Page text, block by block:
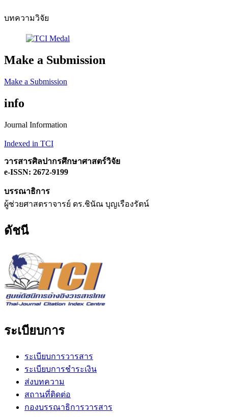
บทความวิจัย
Make a Submission
Make a Submission
info
Journal Information
Indexed in TCI
วารสารศิลปากรศึกษาศาสตร์วิจัย
e-ISSN: 2672-9199
บรรณาธิการ
ผู้ช่วยศาสตราจารย์ ดร.ชินัณ บุญเรืองรัตน์
ดัชนี
ระเบียบการ
ระเบียบการวารสาร
ระเบียบการชำระเงิน
ส่งบทความ
สถานที่ติดต่อ
กองบรรณาธิการวารสาร